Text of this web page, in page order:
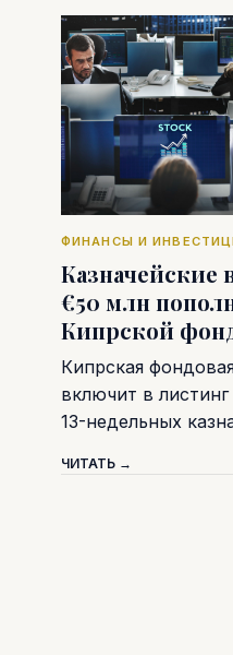
ФИНАНСЫ И
Казначейские
€50 млн
Кипрской
Кипрская
включит в
13-недельных
ЧИТАТЬ →